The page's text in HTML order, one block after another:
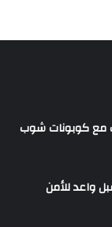
كوبونات شوب
واعد للأمن